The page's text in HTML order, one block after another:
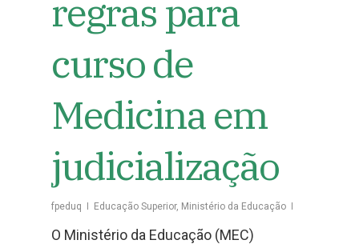
regras para
curso de
Medicina em
judicialização
fpeduq Educação Superior, Ministério da Educação
O Ministério da Educação (MEC)